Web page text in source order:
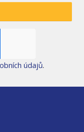
údajů.